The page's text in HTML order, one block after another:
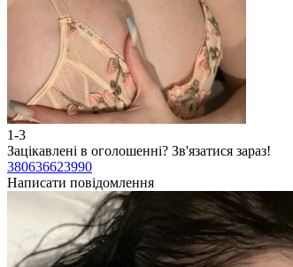
1-3
Зацікавлені в оголошенні? Зв'язатися зараз!
380636623990
Написати повідомлення